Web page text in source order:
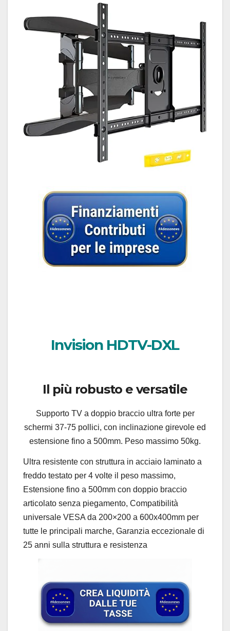
Invision HDTV-DXL
Il più robusto e versatile
Supporto TV a doppio braccio ultra forte per
schermi 37-75 pollici, con inclinazione girevole ed
estensione fino a 500mm. Peso massimo 50kg.
Ultra resistente con struttura in acciaio laminato a
freddo testato per 4 volte il peso massimo,
Estensione fino a 500mm con doppio braccio
articolato senza piegamento, Compatibilità
universale VESA da 200×200 a 600x400mm per
tutte le principali marche, Garanzia eccezionale di
25 anni sulla struttura e resistenza